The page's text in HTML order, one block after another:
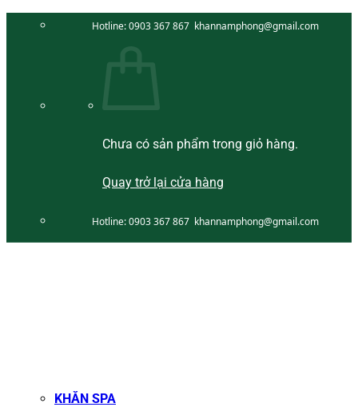
Hotline:0903 367 867 khannamphong@gmail.com
Chưa có sản phẩm trong giỏ hàng.
Quay trở lại cửa hàng
Hotline:0903 367 867 khannamphong@gmail.com
KHĂN SPA